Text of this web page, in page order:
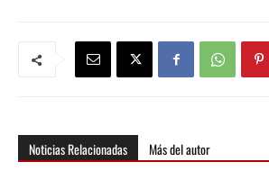
Noticias Relacionadas Más del autor